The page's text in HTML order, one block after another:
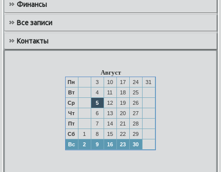
Финансы
Все записи
Контакты
Август
Пн 3 10 17 24
31
Вт
4 11 18
25
Ср
5 12 19
26
Чт
6 13 20
27
Пт
7 14 21
28
Сб
1 8 15 22
29
Вс
2 9 16 23 30